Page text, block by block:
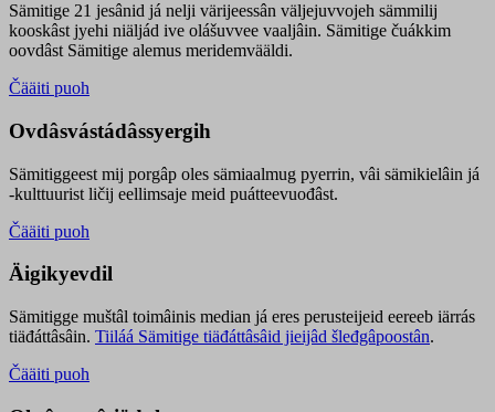
Sämitige 21 jesânid já nelji värijeessân väljejuvvojeh sämmilij
kooskâst jyehi niäljád ive olášuvvee vaaljâin. Sämitige čuákkim
oovdâst Sämitige alemus meridemvääldi.
Čääiti puoh
Ovdâsvástádâssyergih
Sämitiggeest mij porgâp oles sämiaalmug pyerrin, vâi sämikielâin já
-kulttuurist ličij eellimsaje meid puátteevuođâst.
Čääiti puoh
Äigikyevdil
Sämitigge muštâl toimâinis median já eres perusteijeid eereeb iärrás
tiäđáttâsâin. Tiiláá Sämitige tiäđáttâsâid jieijâd šleđgâpoostân.
Čääiti puoh